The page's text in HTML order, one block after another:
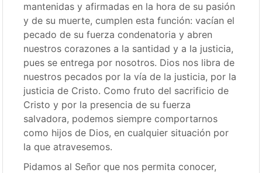
mantenidas y afirmadas en la hora de su pasión
y de su muerte, cumplen esta función: vacían el
pecado de su fuerza condenatoria y abren
nuestros corazones a la santidad y a la justicia,
pues se entrega por nosotros. Dios nos libra de
nuestros pecados por la vía de la justicia, por la
justicia de Cristo. Como fruto del sacrificio de
Cristo y por la presencia de su fuerza
salvadora, podemos siempre comportarnos
como hijos de Dios, en cualquier situación por
la que atravesemos.
Pidamos al Señor que nos permita conocer,